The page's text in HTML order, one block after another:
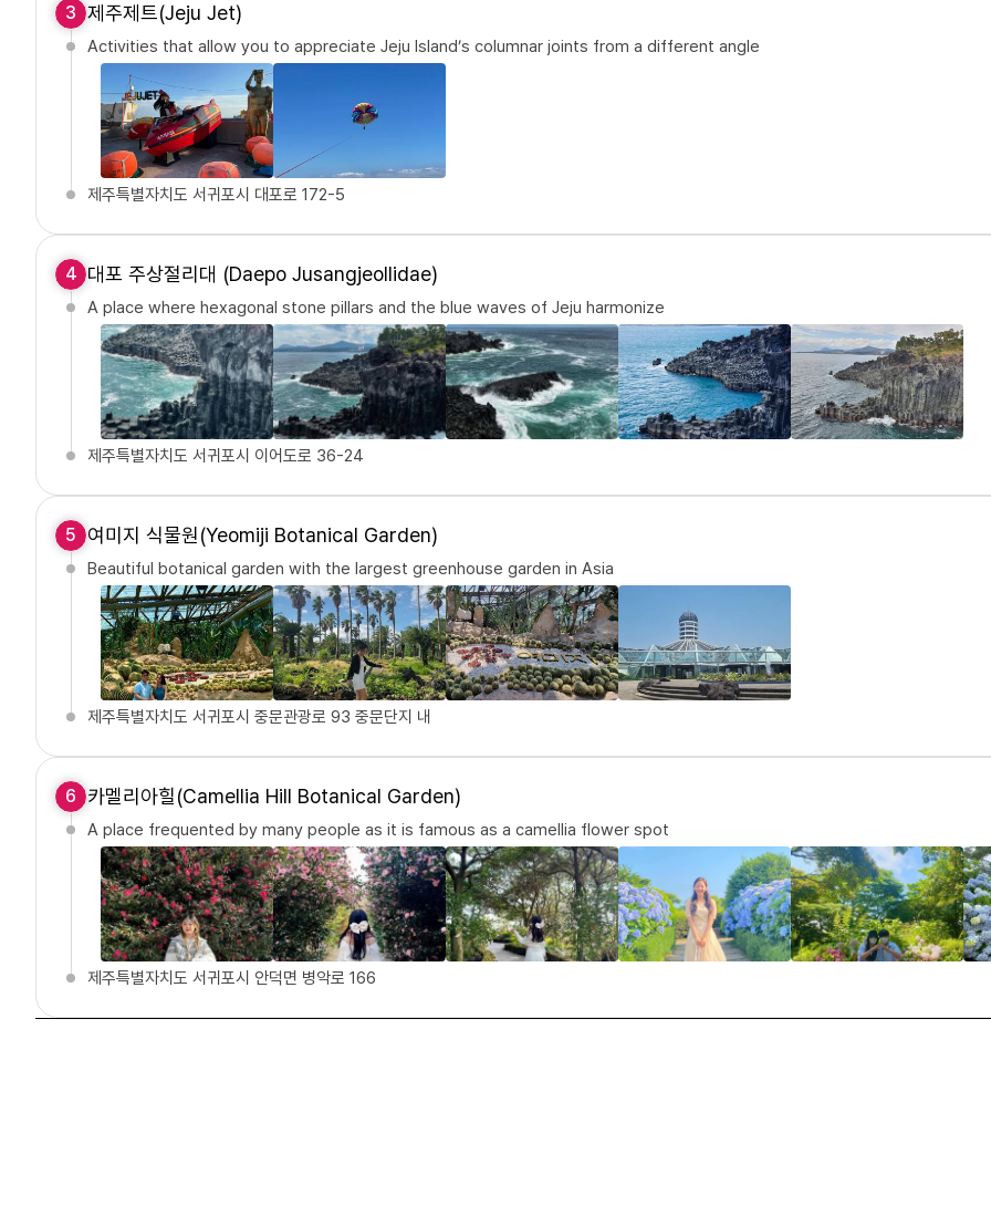
3 제주제트(Jeju Jet)
Activities that allow you to appreciate Jeju Island’s columnar joints from a different angle
제주특별자치도 서귀포시 대포로 172-5
4 대포 주상절리대 (Daepo Jusangjeollidae)
A place where hexagonal stone pillars and the blue waves of Jeju harmonize
제주특별자치도 서귀포시 이어도로 36-24
5 여미지 식물원(Yeomiji Botanical Garden)
Beautiful botanical garden with the largest greenhouse garden in Asia
제주특별자치도 서귀포시 중문관광로 93 중문단지 내
6 카멜리아힐(Camellia Hill Botanical Garden)
A place frequented by many people as it is famous as a camellia flower spot
제주특별자치도 서귀포시 안덕면 병악로 166